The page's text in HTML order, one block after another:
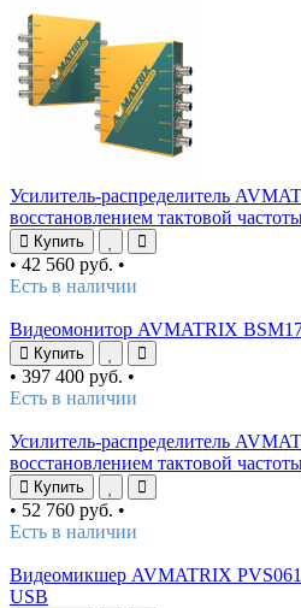
Усилитель-распределитель
восстановлением тактовой
Купить
• 42 560 руб. •
Есть в наличии
Видеомонитор AVMATRIX
Купить
• 397 400 руб. •
Есть в наличии
Усилитель-распределитель
восстановлением тактовой
Купить
• 52 760 руб. •
Есть в наличии
Видеомикшер AVMATRIX
USB